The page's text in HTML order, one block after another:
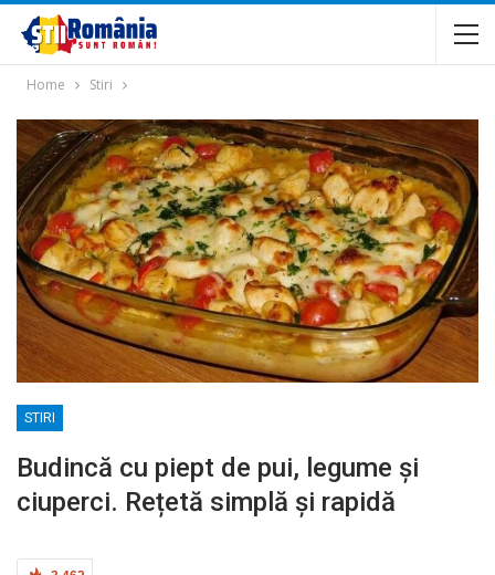
Home Stiri
STIRI
Budincă cu piept de pui, legume și
ciuperci. Rețetă simplă și rapidă